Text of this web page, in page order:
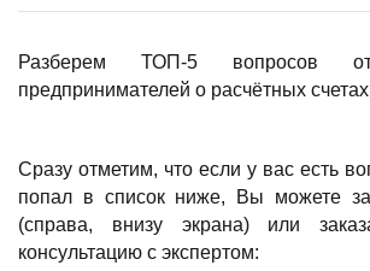
Разберем ТОП-5 вопросов
предпринимателей о расчётных
Сразу отметим, что если у вас есть
попал в список ниже, Вы можете
(справа, внизу экрана) или
консультацию с экспертом: